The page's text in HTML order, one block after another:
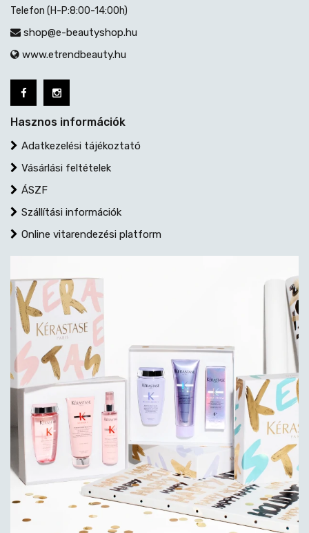
Telefon (H-P:8:00-14:00h)
shop@e-beautyshop.hu
www.etrendbeauty.hu
Hasznos információk
Adatkezelési tájékoztató
Vásárlási feltételek
ÁSZF
Szállítási információk
Online vitarendezési platform